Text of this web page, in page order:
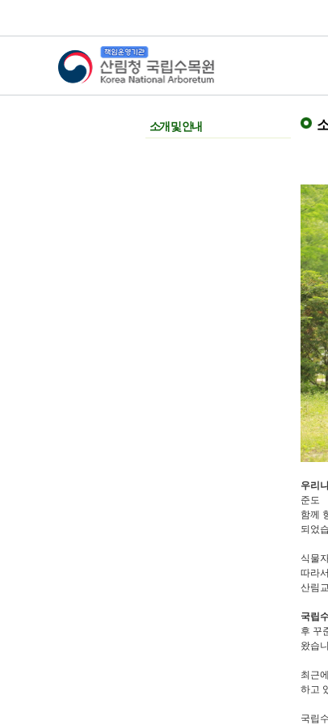
산림청 국립수목원
소개 및 안내
우리
준도
함께
되었
식물
따라
산림
국립
후 꾸
왔습
최근
하고
국립